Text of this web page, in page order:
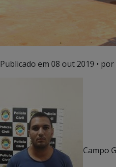
Publicado em 08 out 2019 •
Campo